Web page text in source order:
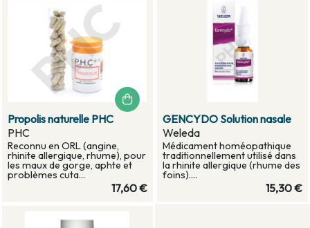
Propolis naturelle PHC
PHC
Reconnu en ORL (angine,
rhinite allergique, rhume), pour
les maux de gorge, aphte et
problèmes cuta...
17,60 €
GENCYDO Solution nasale
Weleda
Médicament homéopathique
traditionnellement utilisé dans
la rhinite allergique (rhume des
foins)....
15,30 €